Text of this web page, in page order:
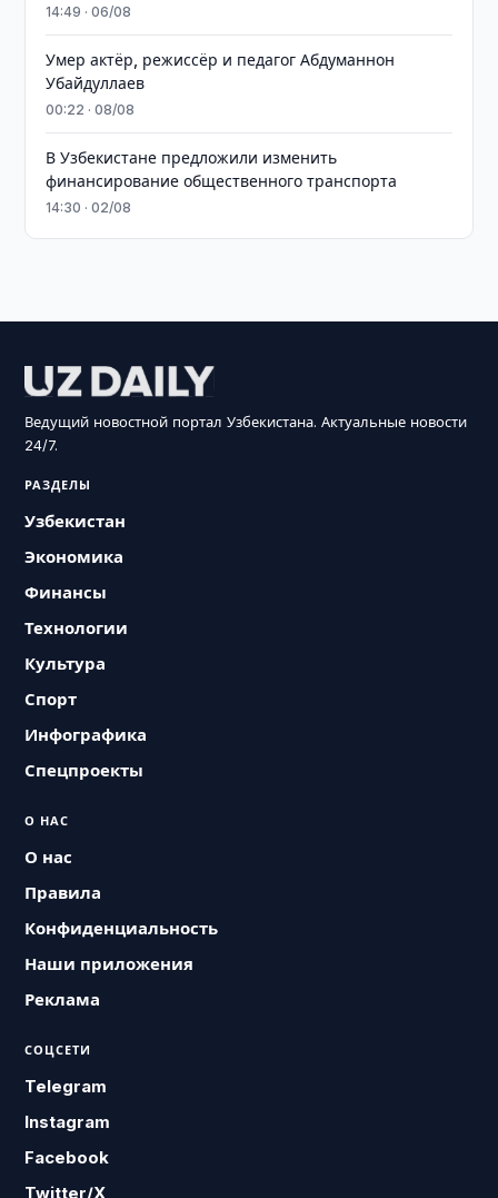
14:49 · 06/08
Умер актёр, режиссёр и педагог Абдуманнон
Убайдуллаев
00:22 · 08/08
В Узбекистане предложили изменить
финансирование общественного транспорта
14:30 · 02/08
Ведущий новостной портал Узбекистана. Актуальные новости
24/7.
РАЗДЕЛЫ
Узбекистан
Экономика
Финансы
Технологии
Культура
Спорт
Инфографика
Спецпроекты
О НАС
О нас
Правила
Конфиденциальность
Наши приложения
Реклама
СОЦСЕТИ
Telegram
Instagram
Facebook
Twitter/X